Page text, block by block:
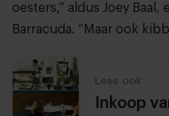
oesters,” aldus Joey
Barracuda. “Maar ook
Lees ook
Inkoop